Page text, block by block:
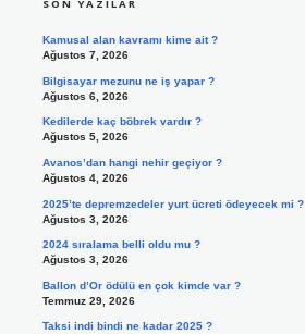
SON YAZILAR
Kamusal alan kavramı kime ait ?
Ağustos 7, 2026
Bilgisayar mezunu ne iş yapar ?
Ağustos 6, 2026
Kedilerde kaç böbrek vardır ?
Ağustos 5, 2026
Avanos’dan hangi nehir geçiyor ?
Ağustos 4, 2026
2025’te depremzedeler yurt ücreti ödeyecek mi ?
Ağustos 3, 2026
2024 sıralama belli oldu mu ?
Ağustos 3, 2026
Ballon d’Or ödülü en çok kimde var ?
Temmuz 29, 2026
Taksi indi bindi ne kadar 2025 ?